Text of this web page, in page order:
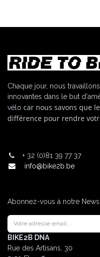
Chaque jour, nous
innovantes dans le but
vélo car nous savons que
différence pour rendre
+ 32 (0)81 39 77 37
info@bike2b.be
Abonnez-vous à notre
BIKE2B DNA
Rue des Artisans, 30